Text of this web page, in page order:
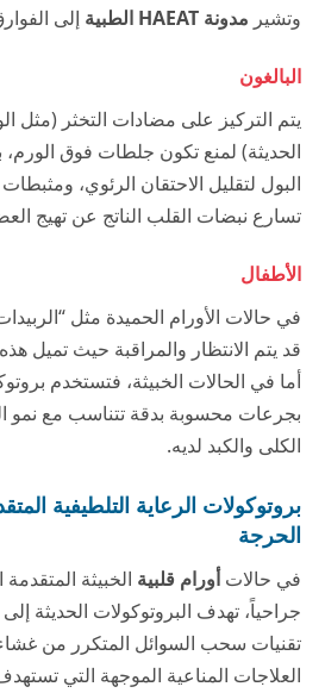
وتشير مدونة HAEAT الطبية إلى
البالغون
يتم التركيز على مضادات التخثر (مثل
الحديثة) لمنع تكون جلطات فوق الورم،
البول لتقليل الاحتقان الرئوي،
تسارع نبضات القلب الناتج عن تهيج
الأطفال
في حالات الأورام الحميدة مثل
قد يتم الانتظار والمراقبة حيث تميل هذه
أما في الحالات الخبيثة، فتستخدم
بجرعات محسوبة بدقة تتناسب مع
الكلى والكبد لديه.
بروتوكولات الرعاية التلطيفية
الحرجة
في حالاتأورام قلبية الخبيثة
جراحياً، تهدف البروتوكولات الحديثة
تقنيات سحب السوائل المتكرر من غشاء
العلاجات المناعية الموجهة التي